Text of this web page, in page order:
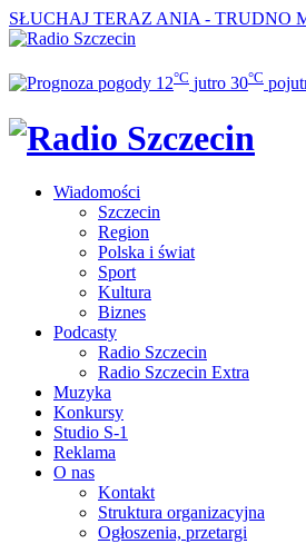
SŁUCHAJ TERAZ ANIA - TRUDNO
12°C jutro 30°C
Wiadomości
Szczecin
Region
Polska i świat
Sport
Kultura
Biznes
Podcasty
Radio Szczecin
Radio Szczecin Extra
Muzyka
Konkursy
Studio S-1
Reklama
O nas
Kontakt
Struktura organizacyjna
Ogłoszenia, przetargi